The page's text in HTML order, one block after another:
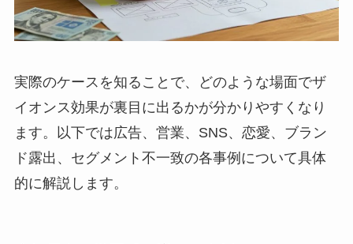
実際のケースを知ることで、どのような場面でザ
イオンス効果が裏目に出るかが分かりやすくなり
ます。以下では広告、営業、SNS、恋愛、ブラン
ド露出、セグメント不一致の各事例について具体
的に解説します。